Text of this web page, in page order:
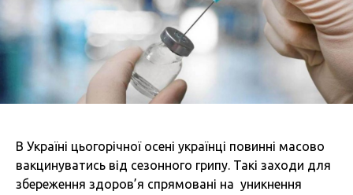
В Україні цьогорічної осені українці повинні масово
вакцинуватись від сезонного грипу. Такі заходи для
збереження здоров’я спрямовані на уникнення